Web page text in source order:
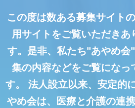
この度は数ある募集サイト
用サイトをご覧いただきあ
す。是非、私たち"あやめ会
集の内容などをご覧になっ
す。
法人設立以来、安定的
やめ会は、医療と介護の連